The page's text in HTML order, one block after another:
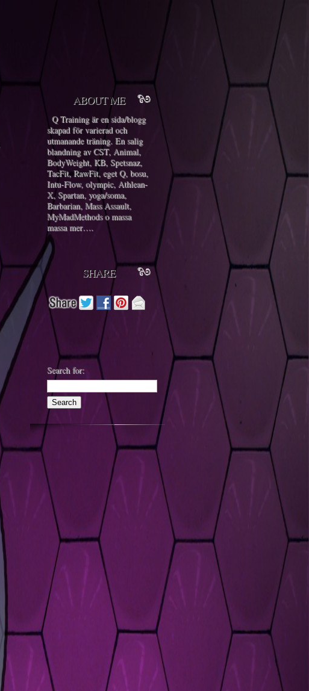
ABOUT ME
Q Training är en sida/blogg
skapad för varierad och
utmanande träning. En salig
blandning av CST, Animal,
BodyWeight, KB, Spetsnaz,
TacFit, RawFit, eget Q, bosu,
Intu-Flow, olympic, Athlean-
X, Spartan, yoga/soma,
Barbarian, Mass Assault,
MyMadMethods o massa
massa mer….
SHARE
Search for: